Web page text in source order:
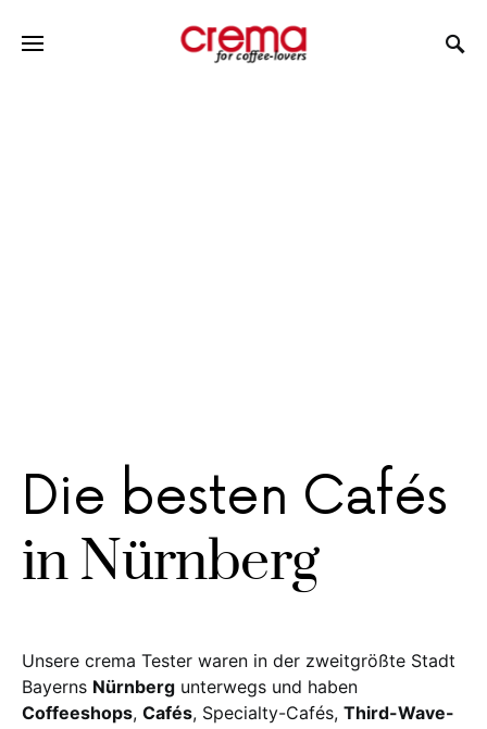
Die besten Cafés
in Nürnberg
Unsere crema Tester waren in der zweitgrößte Stadt
Bayerns Nürnberg unterwegs und haben
Coffeeshops, Cafés, Specialty-Cafés, Third-Wave-